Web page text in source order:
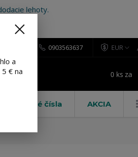
lehoty.
EUR
0903563637
0 ks za
Domové čísla AKCIA
a
€ na